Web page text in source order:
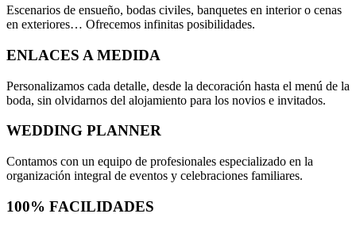
Escenarios de ensueño, bodas civiles, banquetes en interior o cenas
en exteriores… Ofrecemos infinitas posibilidades.
ENLACES A MEDIDA
Personalizamos cada detalle, desde la decoración hasta el menú de la
boda, sin olvidarnos del alojamiento para los novios e invitados.
WEDDING PLANNER
Contamos con un equipo de profesionales especializado en la
organización integral de eventos y celebraciones familiares.
100% FACILIDADES